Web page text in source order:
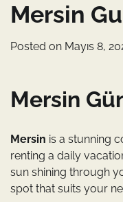
Mersin
Posted on Mayıs 8,
Mersin
Mersin is a stunning
renting a daily
sun shining through
spot that suits your